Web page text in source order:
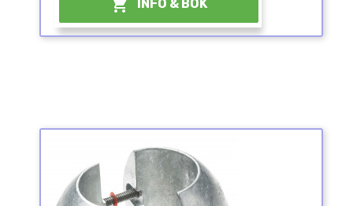
 INFO & BOK